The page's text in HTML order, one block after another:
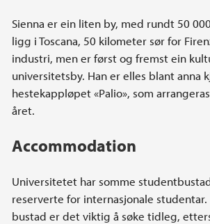
Sienna er ein liten by, med rundt 50
ligg i Toscana, 50 kilometer sør for
industri, men er først og fremst ein
universitetsby. Han er elles blant anna
hestekappløpet «Palio», som
året.
Accommodation
Universitetet har somme
reserverte for internasjonale
bustad er det viktig å søke tidleg,